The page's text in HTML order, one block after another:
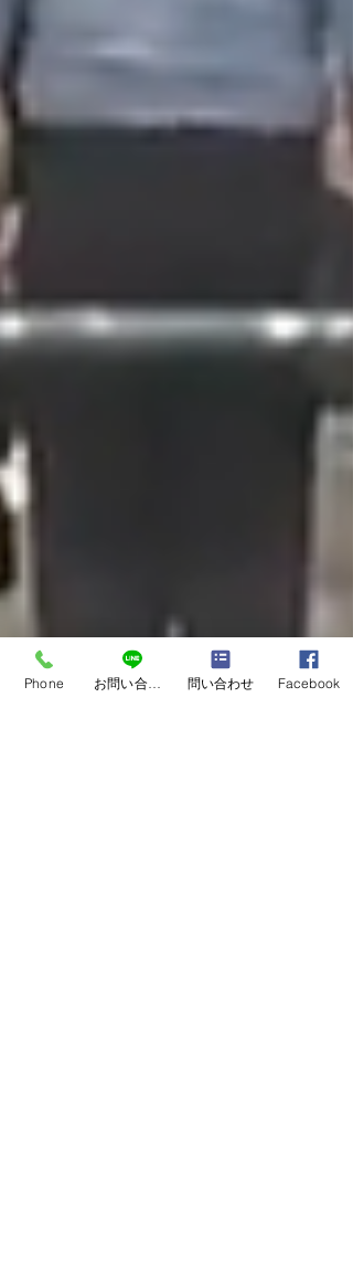
Phone お問い合わせ 問い合わせ Facebook